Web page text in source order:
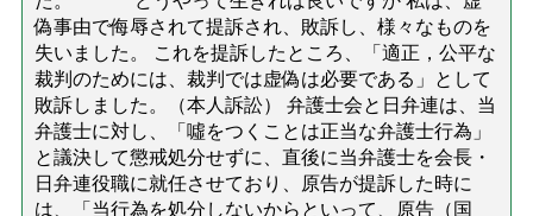
偽事由で侮辱されて提訴され、敗訴し、様々なものを
失いました。 これを提訴したところ、「適正，公平な
裁判のためには、裁判では虚偽は必要である」として
敗訴しました。（本人訴訟） 弁護士会と日弁連は、当
弁護士に対し、「噓をつくことは正当な弁護士行為」
と議決して懲戒処分せずに、直後に当弁護士を会長・
日弁連役職に就任させており、原告が提訴した時に
は、「当行為を処分しないからといって、原告（国